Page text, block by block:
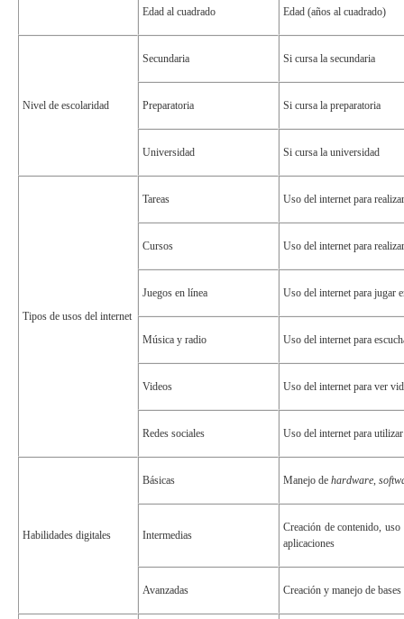
Edad al cuadrado Edad (años al cuadrado)
Nivel de escolaridad
Secundaria Si cursa la secundaria
Preparatoria Si cursa la preparatoria
Universidad Si cursa la universidad
Tipos de usos del internet
Tareas Uso del internet para
Cursos Uso del internet para
Juegos en línea Uso del internet para jugar
Música y radio Uso del internet para
Videos Uso del internet para ver
Redes sociales Uso del internet para
Habilidades digitales
Básicas Manejo de hardware,
Intermedias
Creación de contenido,
aplicaciones
Avanzadas Creación y manejo de